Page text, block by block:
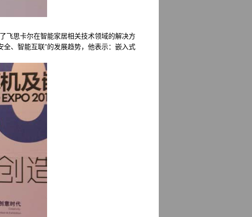
思卡尔在智能家居相关技术领域的解决方
、智能互联”的发展趋势，他表示：嵌入式